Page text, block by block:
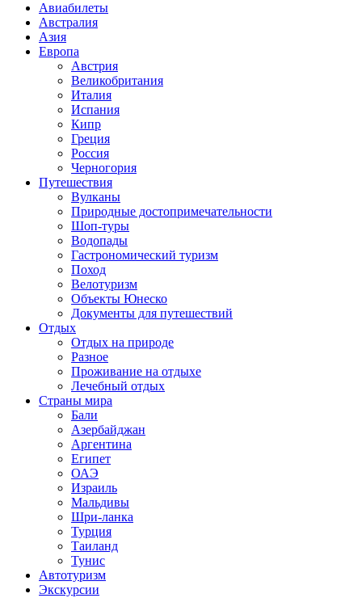
Авиабилеты
Австралия
Азия
Европа
Австрия
Великобритания
Италия
Испания
Кипр
Греция
Россия
Черногория
Путешествия
Вулканы
Природные достопримечательности
Шоп-туры
Водопады
Гастрономический туризм
Поход
Велотуризм
Объекты Юнеско
Документы для путешествий
Отдых
Отдых на природе
Разное
Проживание на отдыхе
Лечебный отдых
Страны мира
Бали
Азербайджан
Аргентина
Египет
ОАЭ
Израиль
Мальдивы
Шри-ланка
Турция
Таиланд
Тунис
Автотуризм
Экскурсии